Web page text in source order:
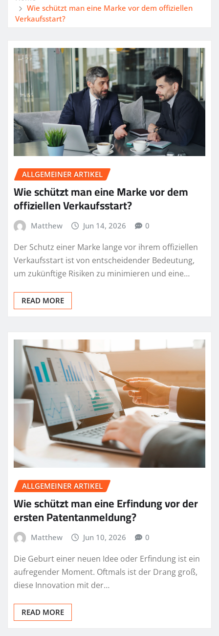
Wie schützt man eine Marke vor dem offiziellen
Verkaufsstart?
ALLGEMEINER ARTIKEL
Wie schützt man eine Marke vor dem
offiziellen Verkaufsstart?
Matthew Jun 14, 2026 0
Der Schutz einer Marke lange vor ihrem offiziellen
Verkaufsstart ist von entscheidender Bedeutung,
um zukünftige Risiken zu minimieren und eine…
READ MORE
ALLGEMEINER ARTIKEL
Wie schützt man eine Erfindung vor der
ersten Patentanmeldung?
Matthew Jun 10, 2026 0
Die Geburt einer neuen Idee oder Erfindung ist ein
aufregender Moment. Oftmals ist der Drang groß,
diese Innovation mit der…
READ MORE